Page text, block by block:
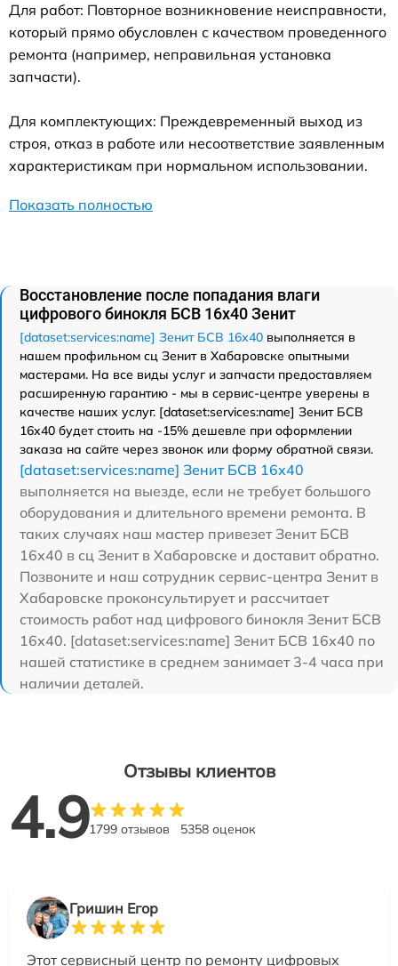
Для работ: Повторное возникновение неисправности,
который прямо обусловлен с качеством проведенного
ремонта (например, неправильная установка
запчасти).
Для комплектующих: Преждевременный выход из
строя, отказ в работе или несоответствие заявленным
характеристикам при нормальном использовании.
Показать полностью
Восстановление после попадания влаги
цифрового бинокля БСВ 16х40 Зенит
[dataset:services:name] Зенит БСВ 16х40 выполняется в
нашем профильном сц Зенит в Хабаровске опытными
мастерами. На все виды услуг и запчасти предоставляем
расширенную гарантию - мы в сервис-центре уверены в
качестве наших услуг. [dataset:services:name] Зенит БСВ
16х40 будет стоить на -15% дешевле при оформлении
заказа на сайте через звонок или форму обратной связи.
[dataset:services:name] Зенит БСВ 16х40
выполняется на выезде, если не требует большого
оборудования и длительного времени ремонта. В
таких случаях наш мастер привезет Зенит БСВ
16х40 в сц Зенит в Хабаровске и доставит обратно.
Позвоните и наш сотрудник сервис-центра Зенит в
Хабаровске проконсультирует и рассчитает
стоимость работ над цифрового бинокля Зенит БСВ
16х40. [dataset:services:name] Зенит БСВ 16х40 по
нашей статистике в среднем занимает 3-4 часа при
наличии деталей.
Отзывы клиентов
4.91799 отзывов 5358 оценок
Гришин Егор
Этот сервисный центр по ремонту цифровых